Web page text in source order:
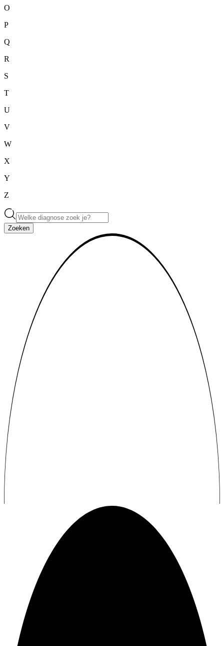
O
P
Q
R
S
T
U
V
W
X
Y
Z
Zoeken